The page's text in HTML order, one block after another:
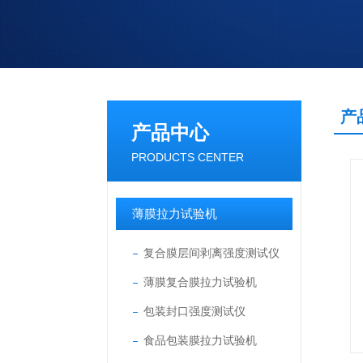
产品中心
PRODUCTS CENTER
薄膜拉力试验机
复合膜层间剥离强度测试仪
薄膜复合膜拉力试验机
包装封口强度测试仪
食品包装膜拉力试验机
产